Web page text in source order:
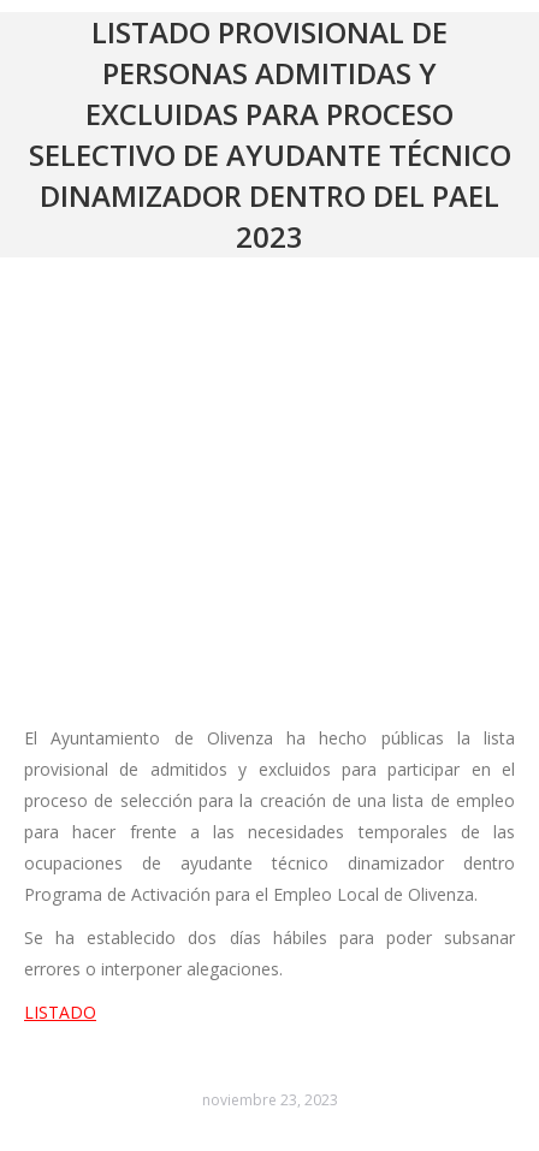
LISTADO PROVISIONAL DE
PERSONAS ADMITIDAS Y
EXCLUIDAS PARA PROCESO
SELECTIVO DE AYUDANTE TÉCNICO
DINAMIZADOR DENTRO DEL PAEL
2023
El Ayuntamiento de Olivenza ha hecho públicas la lista
provisional de admitidos y excluidos para participar en el
proceso de selección para la creación de una lista de empleo
para hacer frente a las necesidades temporales de las
ocupaciones de ayudante técnico dinamizador dentro
Programa de Activación para el Empleo Local de Olivenza.
Se ha establecido dos días hábiles para poder subsanar
errores o interponer alegaciones.
LISTADO
noviembre 23, 2023